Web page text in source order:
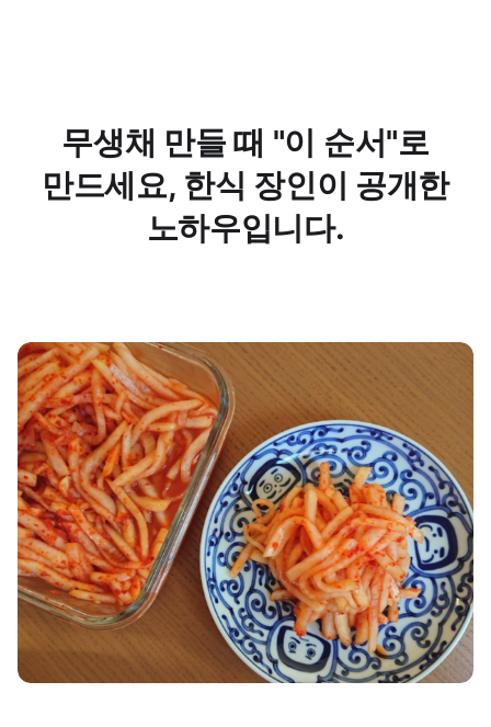
무생채 만들 때 "이 순서"로
만드세요, 한식 장인이 공개한
노하우입니다.